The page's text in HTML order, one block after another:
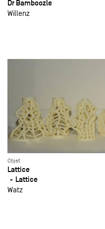
Dr Bamboozle
Willenz
Objet
Lattice
Lattice
Watz